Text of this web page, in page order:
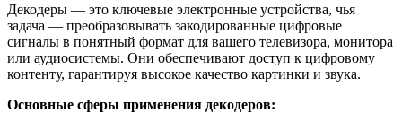
Декодеры — это ключевые электронные устройства, чья
задача — преобразовывать закодированные цифровые
сигналы в понятный формат для вашего телевизора, монитора
или аудиосистемы. Они обеспечивают доступ к цифровому
контенту, гарантируя высокое качество картинки и звука.
Основные сферы применения декодеров: